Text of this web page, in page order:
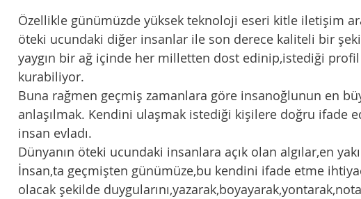
Özellikle günümüzde yüksek teknoloji eseri kitle iletişim
öteki ucundaki diğer insanlar ile son derece kaliteli bir
yaygın bir ağ içinde her milletten dost edinip,istediği
kurabiliyor.
Buna rağmen geçmiş zamanlara göre insanoğlunun en
anlaşılmak. Kendini ulaşmak istediği kişilere doğru ifade
insan evladı.
Dünyanın öteki ucundaki insanlara açık olan algılar,en
İnsan,ta geçmişten günümüze,bu kendini ifade etme
olacak şekilde